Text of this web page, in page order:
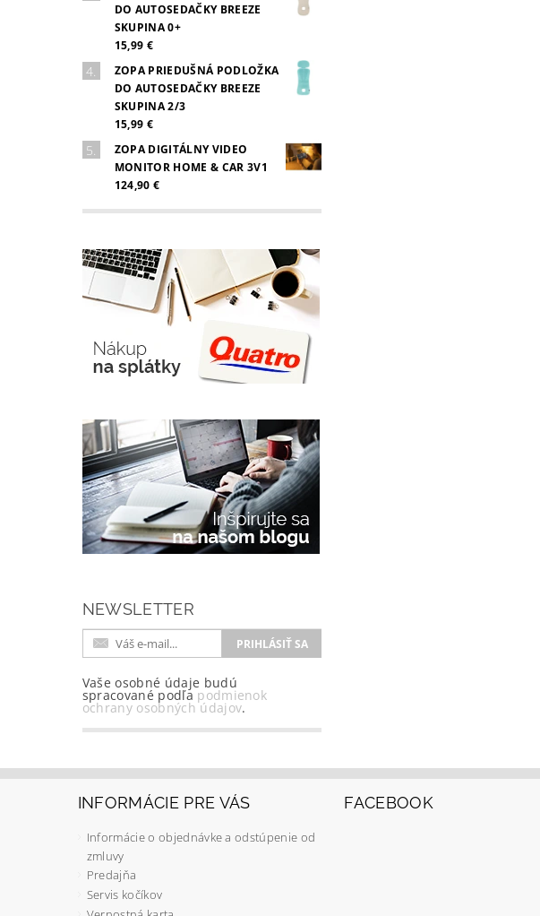
DO AUTOSEDAČKY BREEZE
SKUPINA 0+
15,99 €
ZOPA PRIEDUŠNÁ PODLOŽKA
DO AUTOSEDAČKY BREEZE
SKUPINA 2/3
15,99 €
ZOPA DIGITÁLNY VIDEO
MONITOR HOME & CAR 3V1
124,90 €
NEWSLETTER
Vaše osobné údaje budú
spracované podľa podmienok
ochrany osobných údajov.
INFORMÁCIE PRE VÁS
Informácie o objednávke a odstúpenie od
zmluvy
Predajňa
Servis kočíkov
FACEBOOK